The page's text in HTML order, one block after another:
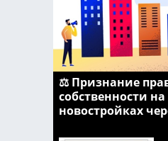
⚖️ Признание
собственности
новостройках